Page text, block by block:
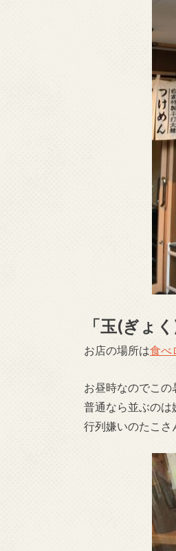
「玉(ぎょく
お店の場所は食べ
お昼時なのでこ
普通なら並ぶのは
行列嫌いのたこさ